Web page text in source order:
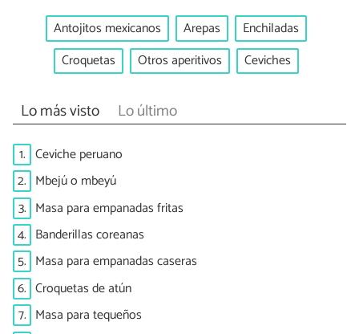
Antojitos mexicanos Arepas
Enchiladas
Croquetas
Otros aperitivos Ceviches
Lo más visto Lo último
1. Ceviche peruano
2. Mbejú o mbeyú
3. Masa para empanadas fritas
4. Banderillas coreanas
5. Masa para empanadas caseras
6. Croquetas de atún
7. Masa para tequeños